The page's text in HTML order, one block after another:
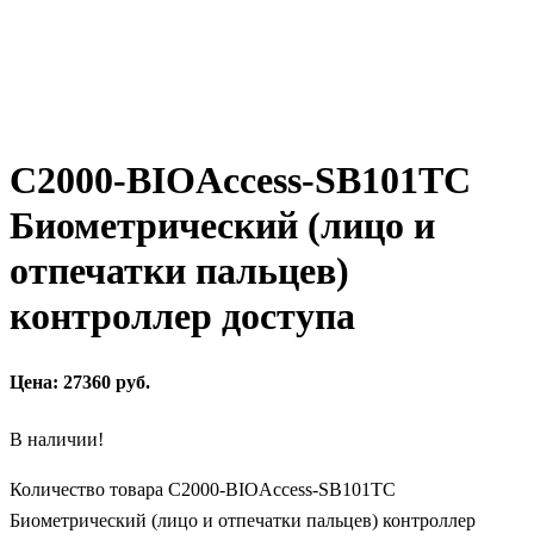
С2000-BIOAccess-SB101TC
Биометрический (лицо и
отпечатки пальцев)
контроллер доступа
Цена: 27360 руб.
В наличии!
Количество товара С2000-BIOAccess-SB101TC
Биометрический (лицо и отпечатки пальцев) контроллер